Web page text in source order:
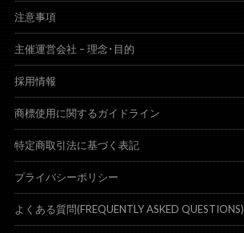
注意事項
主催運営会社 – 理念･目的
採用情報
商標使用に関するガイドライン
特定商取引法に基づく表記
プライバシーポリシー
よくある質問(FREQUENTLY ASKED QUESTIONS)